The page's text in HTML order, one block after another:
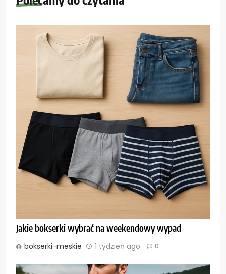
Jakie bokserki wybrać na weekendowy wypad
bokserki-meskie 1 tydzień ago 0